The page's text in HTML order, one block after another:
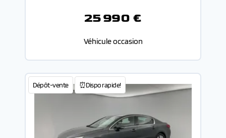
25 990 €
Véhicule occasion
Dépôt-vente ⏰Dispo rapide!